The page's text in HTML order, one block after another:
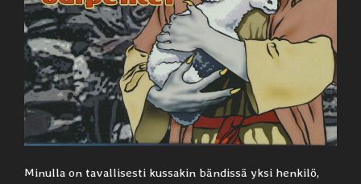
Minulla on tavallisesti kussakin bändissä yksi henkilö,